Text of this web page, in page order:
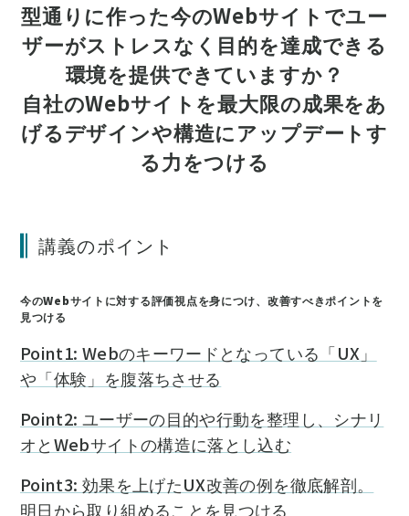
型通りに作った今のWebサイトでユー
ザーがストレスなく目的を達成できる
環境を提供できていますか？
自社のWebサイトを最大限の成果をあ
げるデザインや構造にアップデートす
る力をつける
講義のポイント
今のWebサイトに対する評価視点を身につけ、改善すべきポイントを
見つける
Point1: Webのキーワードとなっている「UX」
や「体験」を腹落ちさせる
Point2: ユーザーの目的や行動を整理し、シナリ
オとWebサイトの構造に落とし込む
Point3: 効果を上げたUX改善の例を徹底解剖。
明日から取り組めることを見つける